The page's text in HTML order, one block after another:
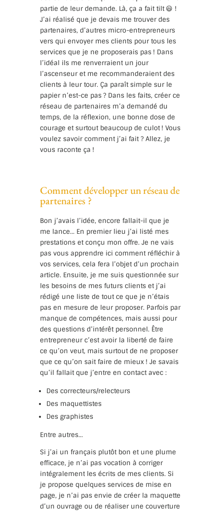
partie de leur demande. Là, ça a fait tilt 😃 !
J’ai réalisé que je devais me trouver des
partenaires, d’autres micro-entrepreneurs
vers qui envoyer mes clients pour tous les
services que je ne proposerais pas ! Dans
l’idéal ils me renverraient un jour
l’ascenseur et me recommanderaient des
clients à leur tour. Ça paraît simple sur le
papier n’est-ce pas ? Dans les faits, créer ce
réseau de partenaires m’a demandé du
temps, de la réflexion, une bonne dose de
courage et surtout beaucoup de culot ! Vous
voulez savoir comment j’ai fait ? Allez, je
vous raconte ça !
Comment développer un réseau de
partenaires ?
Bon j’avais l’idée, encore fallait-il que je
me lance… En premier lieu j’ai listé mes
prestations et conçu mon offre. Je ne vais
pas vous apprendre ici comment réfléchir à
vos services, cela fera l’objet d’un prochain
article. Ensuite, je me suis questionnée sur
les besoins de mes futurs clients et j’ai
rédigé une liste de tout ce que je n’étais
pas en mesure de leur proposer. Parfois par
manque de compétences, mais aussi pour
des questions d’intérêt personnel. Être
entrepreneur c’est avoir la liberté de faire
ce qu’on veut, mais surtout de ne proposer
que ce qu’on sait faire de mieux ! Je savais
qu’il fallait que j’entre en contact avec :
Des correcteurs/relecteurs
Des maquettistes
Des graphistes
Entre autres…
Si j’ai un français plutôt bon et une plume
efficace, je n’ai pas vocation à corriger
intégralement les écrits de mes clients. Si
je propose quelques services de mise en
page, je n’ai pas envie de créer la maquette
d’un ouvrage ou de réaliser une couverture